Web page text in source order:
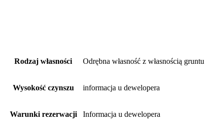
Rodzaj własności Odrębna własność z własnością gruntu
Wysokość czynszu informacja u dewelopera
Warunki rezerwacji Informacja u dewelopera